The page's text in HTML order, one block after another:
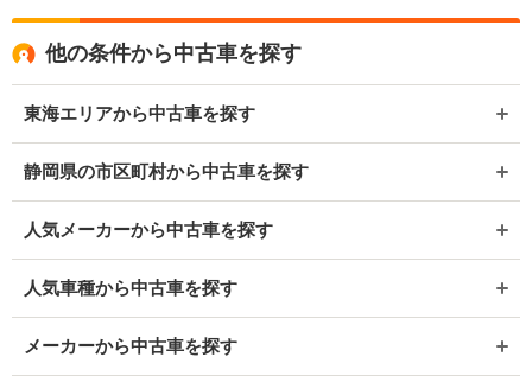
他の条件から中古車を探す
東海エリアから中古車を探す
静岡県の市区町村から中古車を探す
人気メーカーから中古車を探す
人気車種から中古車を探す
メーカーから中古車を探す